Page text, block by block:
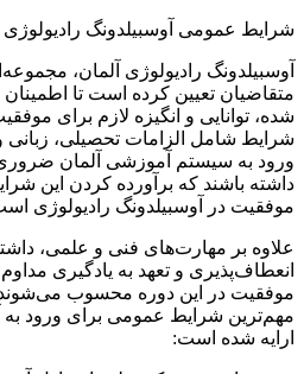
شرایط عمومی آوسبیلدونگ رادیولوژی
آوسبیلدونگ رادیولوژی آلمان،
متقاضیان تعیین کرده است تا
شده، توانایی و انگیزه لازم برای
شرایط شامل الزامات تحصیلی،
ورود به سیستم آموزشی آلمان ضروری
داشته باشند که برآورده کردن این
موفقیت در آوسبیلدونگ رادیولوژی
علاوه بر مهارت‌های فنی و علمی،
انعطاف‌پذیری و تعهد به یادگیری
موفقیت در این دوره محسوب می‌شوند.
مهم‌ترین شرایط عمومی برای ورود به
ارایه شده است: